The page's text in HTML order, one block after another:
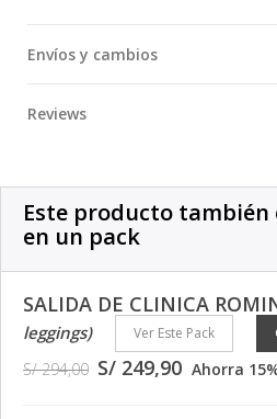
Envíos y cambios
Reviews
Este producto
en un pack
SALIDA DE CLINICA
leggings)
Ver Este Pack
S/ 294,00 S/ 249,90 Ahorra